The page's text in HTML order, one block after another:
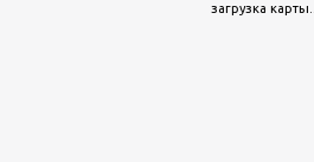
загрузка карты...